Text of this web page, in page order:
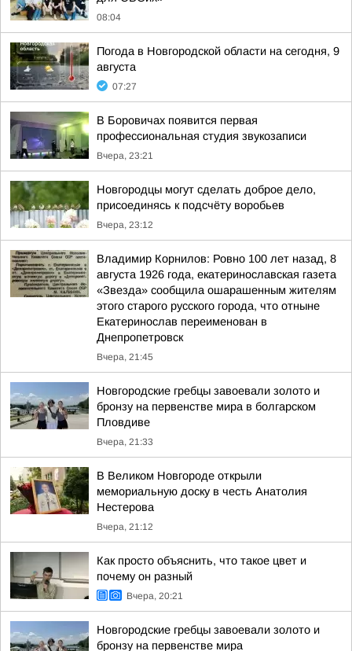
08:04
Погода в Новгородской области на сегодня, 9
августа
07:27
В Боровичах появится первая
профессиональная студия звукозаписи
Вчера, 23:21
Новгородцы могут сделать доброе дело,
присоединясь к подсчёту воробьев
Вчера, 23:12
Владимир Корнилов: Ровно 100 лет назад, 8
августа 1926 года, екатеринославская газета
«Звезда» сообщила ошарашенным жителям
этого старого русского города, что отныне
Екатеринослав переименован в
Днепропетровск
Вчера, 21:45
Новгородские гребцы завоевали золото и
бронзу на первенстве мира в болгарском
Пловдиве
Вчера, 21:33
В Великом Новгороде открыли
мемориальную доску в честь Анатолия
Нестерова
Вчера, 21:12
Как просто объяснить, что такое цвет и
почему он разный
Вчера, 20:21
Новгородские гребцы завоевали золото и
бронзу на первенстве мира